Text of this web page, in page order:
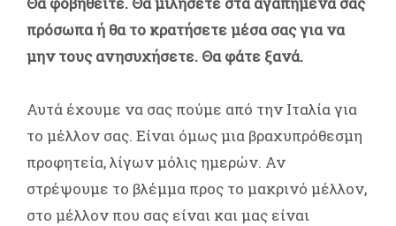
πρόσωπα ή θα το κρατήσετε μέσα σας για να
μην τους ανησυχήσετε. Θα φάτε ξανά.
Αυτά έχουμε να σας πούμε από την Ιταλία για
το μέλλον σας. Είναι όμως μια βραχυπρόθεσμη
προφητεία, λίγων μόλις ημερών. Αν
στρέψουμε το βλέμμα προς το μακρινό μέλλον,
στο μέλλον που σας είναι και μας είναι